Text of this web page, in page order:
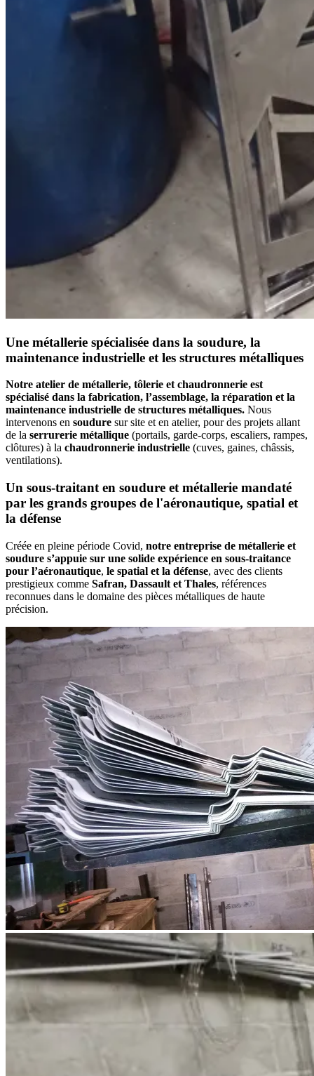
Une métallerie spécialisée dans la soudure, la
maintenance industrielle et les structures métalliques
Notre atelier de métallerie, tôlerie et chaudronnerie est
spécialisé dans la fabrication, l’assemblage, la réparation et la
maintenance industrielle de structures métalliques. Nous
intervenons en soudure sur site et en atelier, pour des projets allant
de la serrurerie métallique (portails, garde-corps, escaliers, rampes,
clôtures) à la chaudronnerie industrielle (cuves, gaines, châssis,
ventilations).
Un sous-traitant en soudure et métallerie mandaté
par les grands groupes de l'aéronautique, spatial et
la défense
Créée en pleine période Covid, notre entreprise de métallerie et
soudure s’appuie sur une solide expérience en sous-traitance
pour l’aéronautique, le spatial et la défense, avec des clients
prestigieux comme Safran, Dassault et Thales, références
reconnues dans le domaine des pièces métalliques de haute
précision.